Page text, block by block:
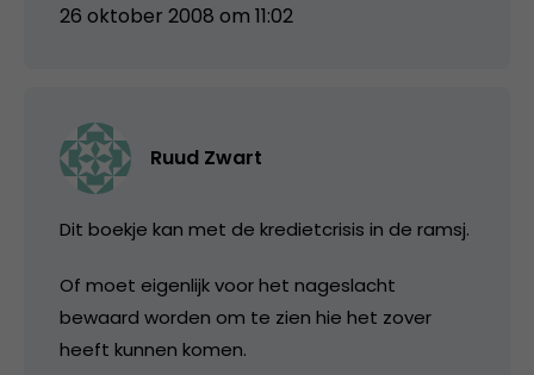
26 oktober 2008 om 11:02
Ruud Zwart
Dit boekje kan met de kredietcrisis in de ramsj.
Of moet eigenlijk voor het nageslacht
bewaard worden om te zien hie het zover
heeft kunnen komen.